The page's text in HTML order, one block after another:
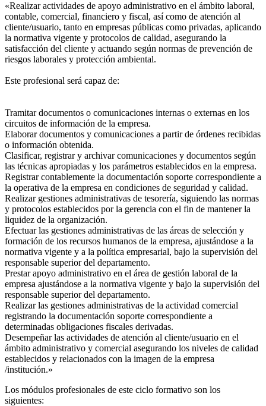
«Realizar actividades de apoyo administrativo en el ámbito laboral,
contable, comercial, financiero y fiscal, así como de atención al
cliente/usuario, tanto en empresas públicas como privadas, aplicando
la normativa vigente y protocolos de calidad, asegurando la
satisfacción del cliente y actuando según normas de prevención de
riesgos laborales y protección ambiental.
Este profesional será capaz de:
Tramitar documentos o comunicaciones internas o externas en los
circuitos de información de la empresa.
Elaborar documentos y comunicaciones a partir de órdenes recibidas
o información obtenida.
Clasificar, registrar y archivar comunicaciones y documentos según
las técnicas apropiadas y los parámetros establecidos en la empresa.
Registrar contablemente la documentación soporte correspondiente a
la operativa de la empresa en condiciones de seguridad y calidad.
Realizar gestiones administrativas de tesorería, siguiendo las normas
y protocolos establecidos por la gerencia con el fin de mantener la
liquidez de la organización.
Efectuar las gestiones administrativas de las áreas de selección y
formación de los recursos humanos de la empresa, ajustándose a la
normativa vigente y a la política empresarial, bajo la supervisión del
responsable superior del departamento.
Prestar apoyo administrativo en el área de gestión laboral de la
empresa ajustándose a la normativa vigente y bajo la supervisión del
responsable superior del departamento.
Realizar las gestiones administrativas de la actividad comercial
registrando la documentación soporte correspondiente a
determinadas obligaciones fiscales derivadas.
Desempeñar las actividades de atención al cliente/usuario en el
ámbito administrativo y comercial asegurando los niveles de calidad
establecidos y relacionados con la imagen de la empresa
/institución.»
Los módulos profesionales de este ciclo formativo son los
siguientes: